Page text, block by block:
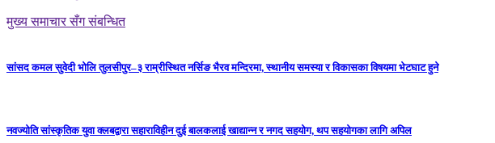
मुख्य समाचार सँग संबन्धित
सांसद कमल सुवेदी भोलि तुलसीपुर–३ राम्रीस्थित नर्सिङ भैरव मन्दिरमा, स्थानीय समस्या र विकासका विषयमा भेटघाट हुने
नवज्योति सांस्कृतिक युवा क्लबद्वारा सहाराविहीन दुई बालकलाई खाद्यान्न र नगद सहयोग, थप सहयोगका लागि अपिल